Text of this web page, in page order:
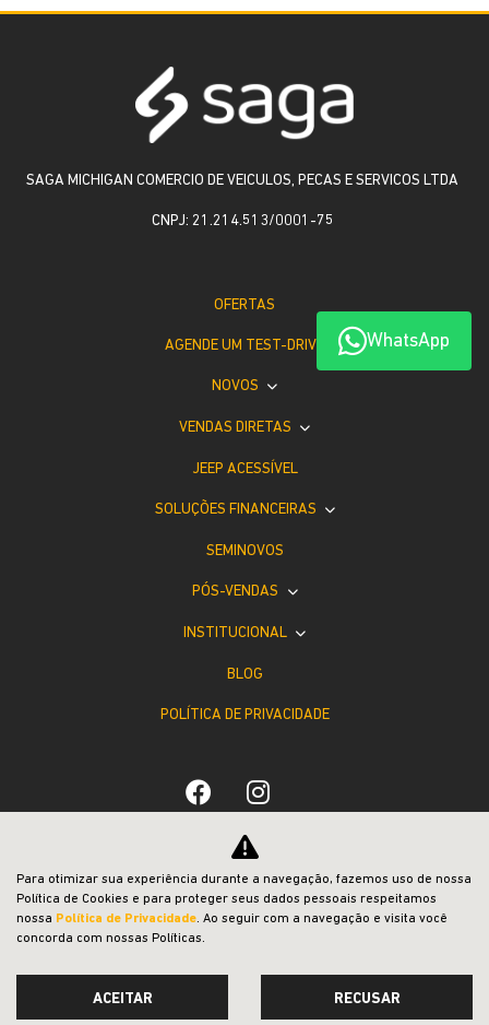
WhatsApp
SAGA MICHIGAN COMERCIO DE VEICULOS, PECAS E SERVICOS LTDA
CNPJ: 21.214.513/0001-75
OFERTAS
AGENDE UM TEST-DRIVE
NOVOS
VENDAS DIRETAS
JEEP ACESSÍVEL
SOLUÇÕES FINANCEIRAS
SEMINOVOS
PÓS-VENDAS
INSTITUCIONAL
BLOG
POLÍTICA DE PRIVACIDADE
Desacelere. Seu bem maior é a vida.
Para otimizar sua experiência durante a navegação, fazemos uso de nossa
Política de Cookies e para proteger seus dados pessoais respeitamos
nossa Política de Privacidade. Ao seguir com a navegação e visita você
concorda com nossas Políticas.
ACEITAR RECUSAR